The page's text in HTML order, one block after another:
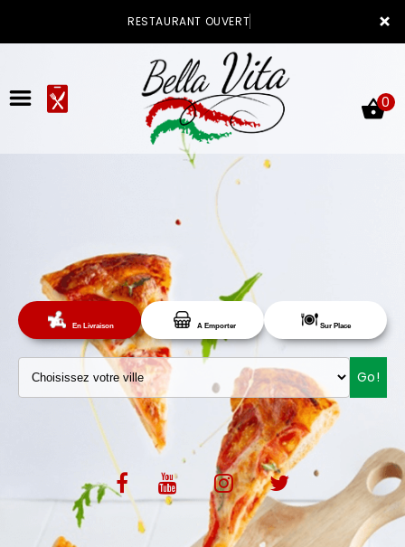
×
RESTAURANT OUVERT
ACCUEIL
LA CARTE
VOTRE COMPTE
NOTRE RESTAURANT
MENTIONS LÉGALES
C.G.V
0
En Livraison A Emporter Sur Place
Go!